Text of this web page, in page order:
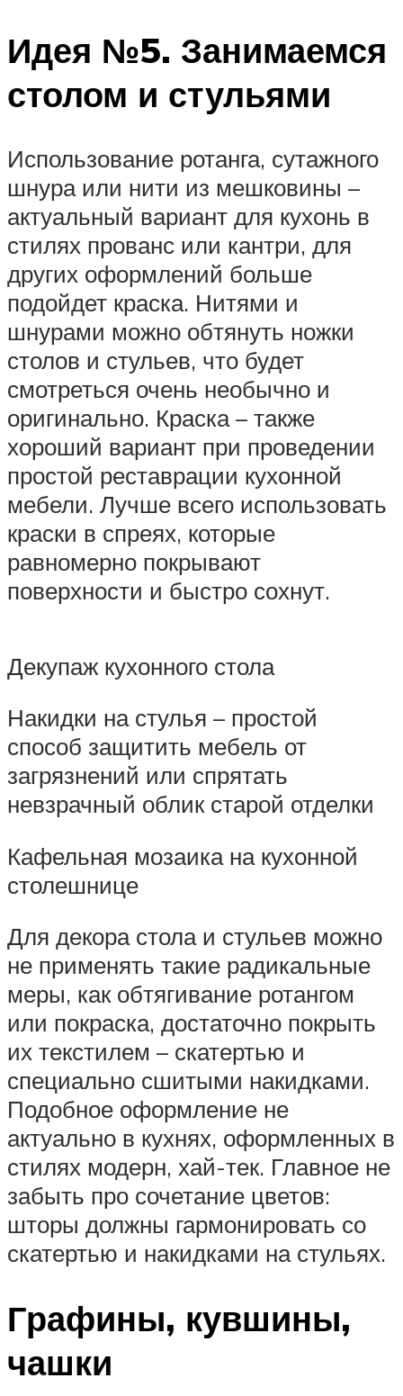
Идея №5. Занимаемся
столом и стульями
Использование ротанга, сутажного
шнура или нити из мешковины –
актуальный вариант для кухонь в
стилях прованс или кантри, для
других оформлений больше
подойдет краска. Нитями и
шнурами можно обтянуть ножки
столов и стульев, что будет
смотреться очень необычно и
оригинально. Краска – также
хороший вариант при проведении
простой реставрации кухонной
мебели. Лучше всего использовать
краски в спреях, которые
равномерно покрывают
поверхности и быстро сохнут.
Декупаж кухонного стола
Накидки на стулья – простой
способ защитить мебель от
загрязнений или спрятать
невзрачный облик старой отделки
Кафельная мозаика на кухонной
столешнице
Для декора стола и стульев можно
не применять такие радикальные
меры, как обтягивание ротангом
или покраска, достаточно покрыть
их текстилем – скатертью и
специально сшитыми накидками.
Подобное оформление не
актуально в кухнях, оформленных в
стилях модерн, хай-тек. Главное не
забыть про сочетание цветов:
шторы должны гармонировать со
скатертью и накидками на стульях.
Графины, кувшины,
чашки